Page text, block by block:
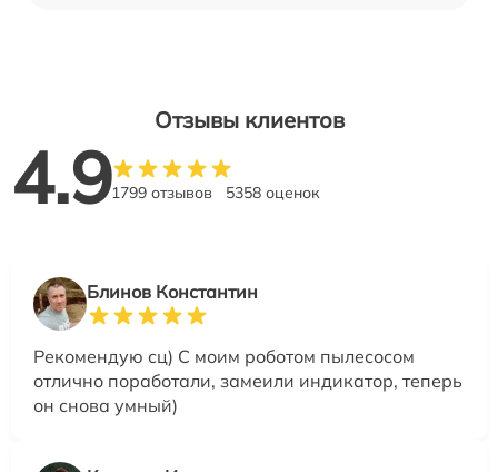
Отзывы клиентов
4.91799 отзывов 5358 оценок
Блинов Константин
Рекомендую сц) С моим роботом пылесосом
отлично поработали, замеили индикатор, теперь
он снова умный)